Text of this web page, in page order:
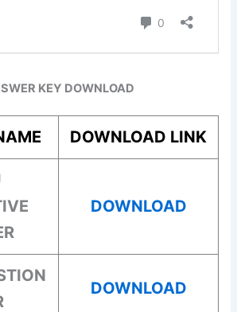
KEY DOWNLOAD
DOWNLOAD LINK
DOWNLOAD
DOWNLOAD